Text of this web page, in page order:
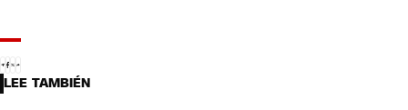
LEE TAMBIÉN